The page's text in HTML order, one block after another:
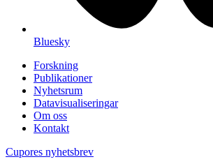
Bluesky
Forskning
Publikationer
Nyhetsrum
Datavisualiseringar
Om oss
Kontakt
Cupores nyhetsbrev